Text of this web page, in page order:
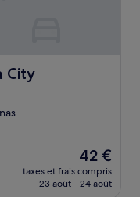
City
Le
nouveau
prix
42 €
taxes et frais compris
23 août - 24 août